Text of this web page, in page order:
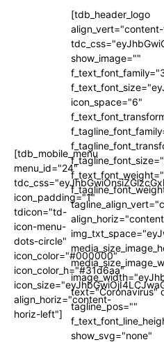
[tdb_mobile_menu
menu_id="24"
icon_padding="1"
tdicon="td-
icon-menu-
dots-circle"
icon_color="#000000"
icon_color_h="#31d6aa"
align_horiz="content-
horiz-left"]
[tdb_header_logo
show_image=""
icon_space="6"
text="Coronavirus"
tagline_pos=""
show_svg="none"